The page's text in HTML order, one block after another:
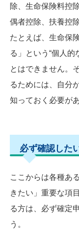
除、生命保険料控
偶者控除、扶養控
たとえば、生命保
る」という“個人的
とはできません。
るためには、自分
知っておく必要が
必ず確認した
ここからは各種あ
きたい」重要な項
る方は、必ず確定
う。